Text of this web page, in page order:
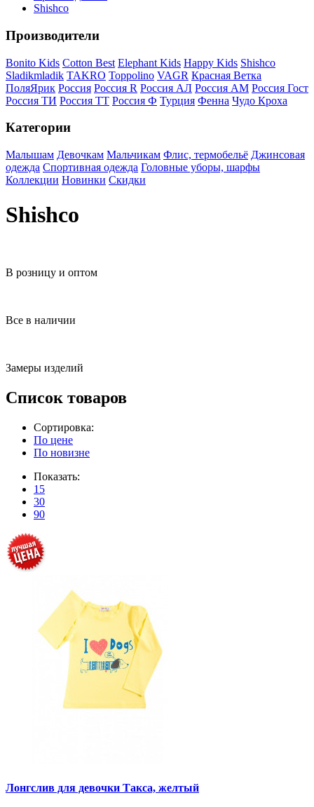
Shishco
Производители
Bonito Kids Cotton Best Elephant Kids Happy Kids Shishco
Sladikmladik TAKRO Toppolino VAGR Красная Ветка
ПоляЯрик Россия Россия R Россия АЛ Россия АМ Россия Гост
Россия ТИ Россия ТТ Россия Ф Турция Фенна Чудо Кроха
Категории
Малышам Девочкам Мальчикам Флис, термобельё Джинсовая
одежда Спортивная одежда Головные уборы, шарфы
Коллекции Новинки Скидки
Shishco
В розницу и оптом
Все в наличии
Замеры изделий
Список товаров
Сортировка:
По цене
По новизне
Показать:
15
30
90
Лонгслив для девочки Такса, желтый